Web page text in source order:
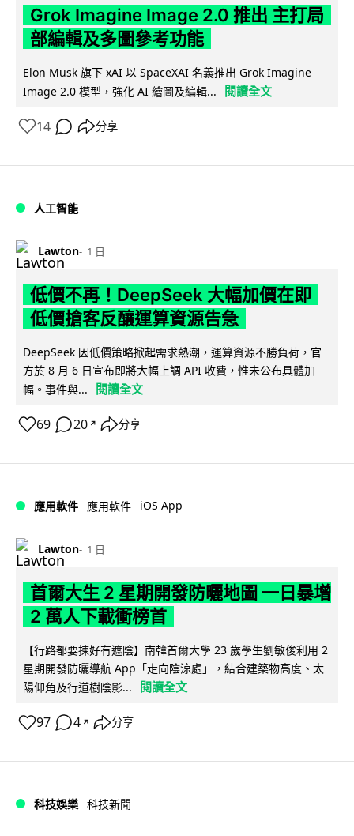
Grok Imagine Image 2.0 推出 主打局
部編輯及多圖參考功能
Elon Musk 旗下 xAI 以 SpaceXAI 名義推出 Grok Imagine
Image 2.0 模型，強化 AI 繪圖及編輯...
閱讀全文
14 分享
人工智能
Lawton 1 日
低價不再！DeepSeek 大幅加價在即
低價搶客反釀運算資源告急
DeepSeek 因低價策略掀起需求熱潮，運算資源不勝負荷，官
方於 8 月 6 日宣布即將大幅上調 API 收費，惟未公布具體加
幅。事件與...
閱讀全文
69 20 ↗ 分享
應用軟件 應用軟件 iOS App
Lawton 1 日
首爾大生 2 星期開發防曬地圖 一日暴增
2 萬人下載衝榜首
【行路都要揀好有遮陰】南韓首爾大學 23 歲學生劉敏俊利用 2
星期開發防曬導航 App「走向陰涼處」，結合建築物高度、太
陽仰角及行道樹陰影...
閱讀全文
97 4 ↗ 分享
科技娛樂 科技新聞